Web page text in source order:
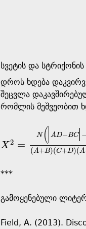
სვეტის და
დროს ხდება
შეცვლა
რომლის მეშვეობით
X2 =
N ( AD−BC −
(A+B)(C+D)(A
X2= N( AD-BC-0.5N)2(
***
გამოყენებული
Field, A. (2013).